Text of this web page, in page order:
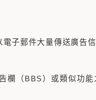
件大量傳送廣告信、
）或類似功能之